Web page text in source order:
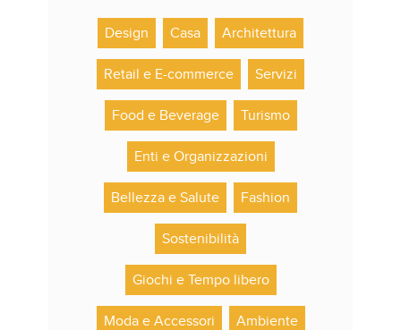
Design Casa Architettura
Retail e E-commerce Servizi
Food e Beverage Turismo
Enti e Organizzazioni
Bellezza e Salute Fashion
Sostenibilità
Giochi e Tempo libero
Moda e Accessori Ambiente